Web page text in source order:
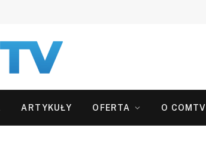
ARTYKUŁY OFERTA O COMTV